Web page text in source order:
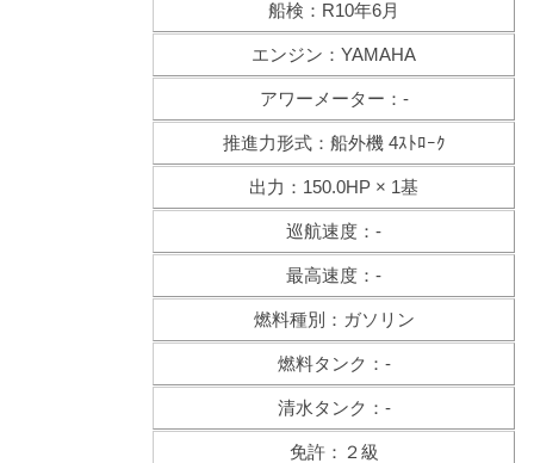
船検：R10年6月
エンジン：YAMAHA
アワーメーター：-
推進力形式：船外機 4ｽﾄﾛｰｸ
出力：150.0HP × 1基
巡航速度：-
最高速度：-
燃料種別：ガソリン
燃料タンク：-
清水タンク：-
免許：２級